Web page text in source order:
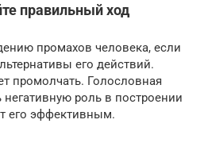
правильный ход
промахов человека, если
его действий.
промолчать. Голословная
роль в построении
его эффективным.